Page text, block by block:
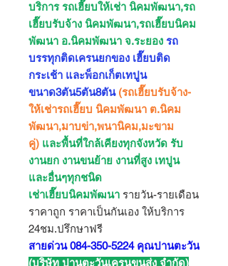
บริการ รถเฮี๊ยบให้เช่า นิคมพัฒนา,รถ
เฮี๊ยบรับจ้าง นิคมพัฒนา,รถเฮี๊ยบนิคม
พัฒนา อ.นิคมพัฒนา จ.ระยอง รถ
บรรทุกติดเครนยกของ เฮี๊ยบติด
กระเช้า และพ็อกเก็ตเทปูน
ขนาด3ตัน5ตัน8ตัน (รถเฮี๊ยบรับจ้าง-
ให้เช่ารถเฮี๊ยบ นิคมพัฒนา ต.นิคม
พัฒนา,มาบข่า,พนานิคม,มะขาม
คู่) และพื้นที่ใกล้เคียงทุกจังหวัด รับ
งานยก งานขนย้าย งานที่สูง เทปูน
และอื่นๆทุกชนิด
เช่าเฮี๊ยบนิคมพัฒนา รายวัน-รายเดือน
ราคาถูก ราคาเป็นกันเอง ให้บริการ
24ชม.ปรึกษาฟรี
สายด่วน 084-350-5224 คุณปานตะวัน
(บริษัท ปานตะวันเครนขนส่ง จำกัด)